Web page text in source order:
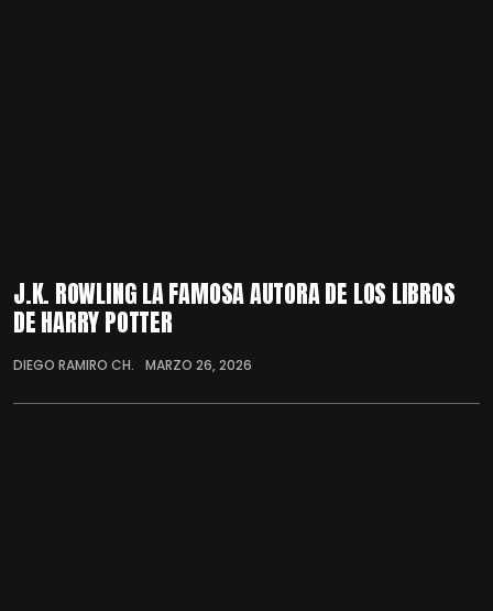
J.K. ROWLING LA FAMOSA AUTORA DE LOS LIBROS
DE HARRY POTTER
DIEGO RAMIRO CH. MARZO 26, 2026